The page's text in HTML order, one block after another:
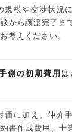
規模や交渉状況
から譲渡完了ま
考えください。
側の初期費用
価に加え、仲介
書作成費用、士